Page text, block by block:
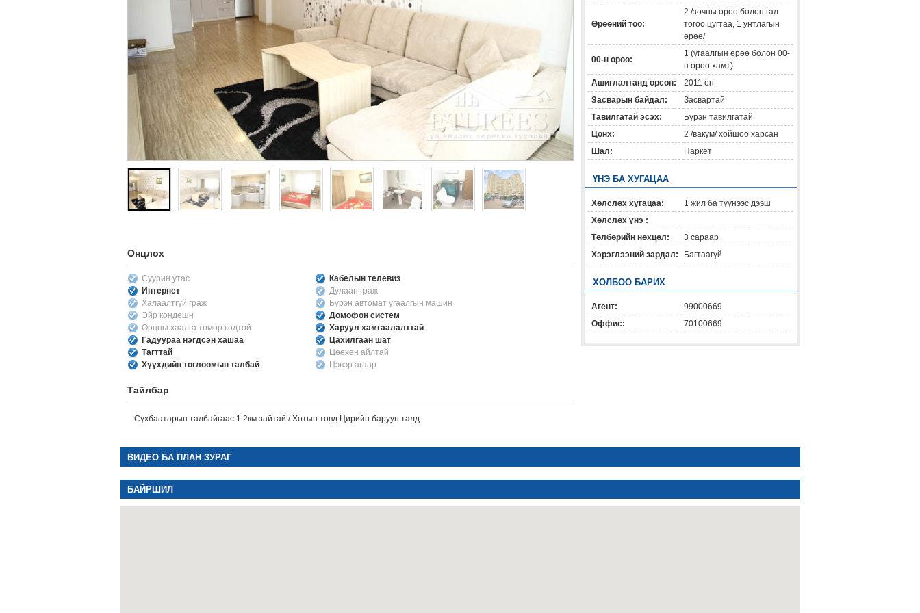
Онцлох
Суурин утас
Кабелын телевиз
Интернет
Дулаан граж
Халаалтгүй граж
Бүрэн автомат угаалгын машин
Эйр кондешн
Домофон систем
Орцны хаалга төмөр кодтой
Харуул хамгаалалттай
Гадуураа нэгдсэн хашаа
Цахилгаан шат
Тагттай
Цөөхөн айлтай
Хүүхдийн тоглоомын талбай
Цэвэр агаар
Тайлбар
Сүхбаатарын талбайгаас 1.2км зайтай / Хотын төвд Цирийн баруун талд
Өрөөний тоо:
2 /зочны өрөө болон гал
тогоо цугтаа, 1 унтлагын
өрөө/
00-н өрөө:
1 (угаалгын өрөө болон 00-
н өрөө хамт)
Ашиглалтанд орсон:
2011 он
Засварын байдал:
Засвартай
Тавилгатай эсэх:
Бүрэн тавилгатай
Цонх:
2 /вакум/ хойшоо харсан
Шал:
Паркет
ҮНЭ БА ХУГАЦАА
Хөлслөх хугацаа:
1 жил ба түүнээс дээш
Хөлслөх үнэ :
Төлбөрийн нөхцөл:
3 capaap
Хэрэглээний зардал:
Багтаагүй
ХОЛБОО БАРИХ
Агент:
99000669
Оффис:
70100669
ВИДЕО БА ПЛАН ЗУРАГ
БАЙРШИЛ